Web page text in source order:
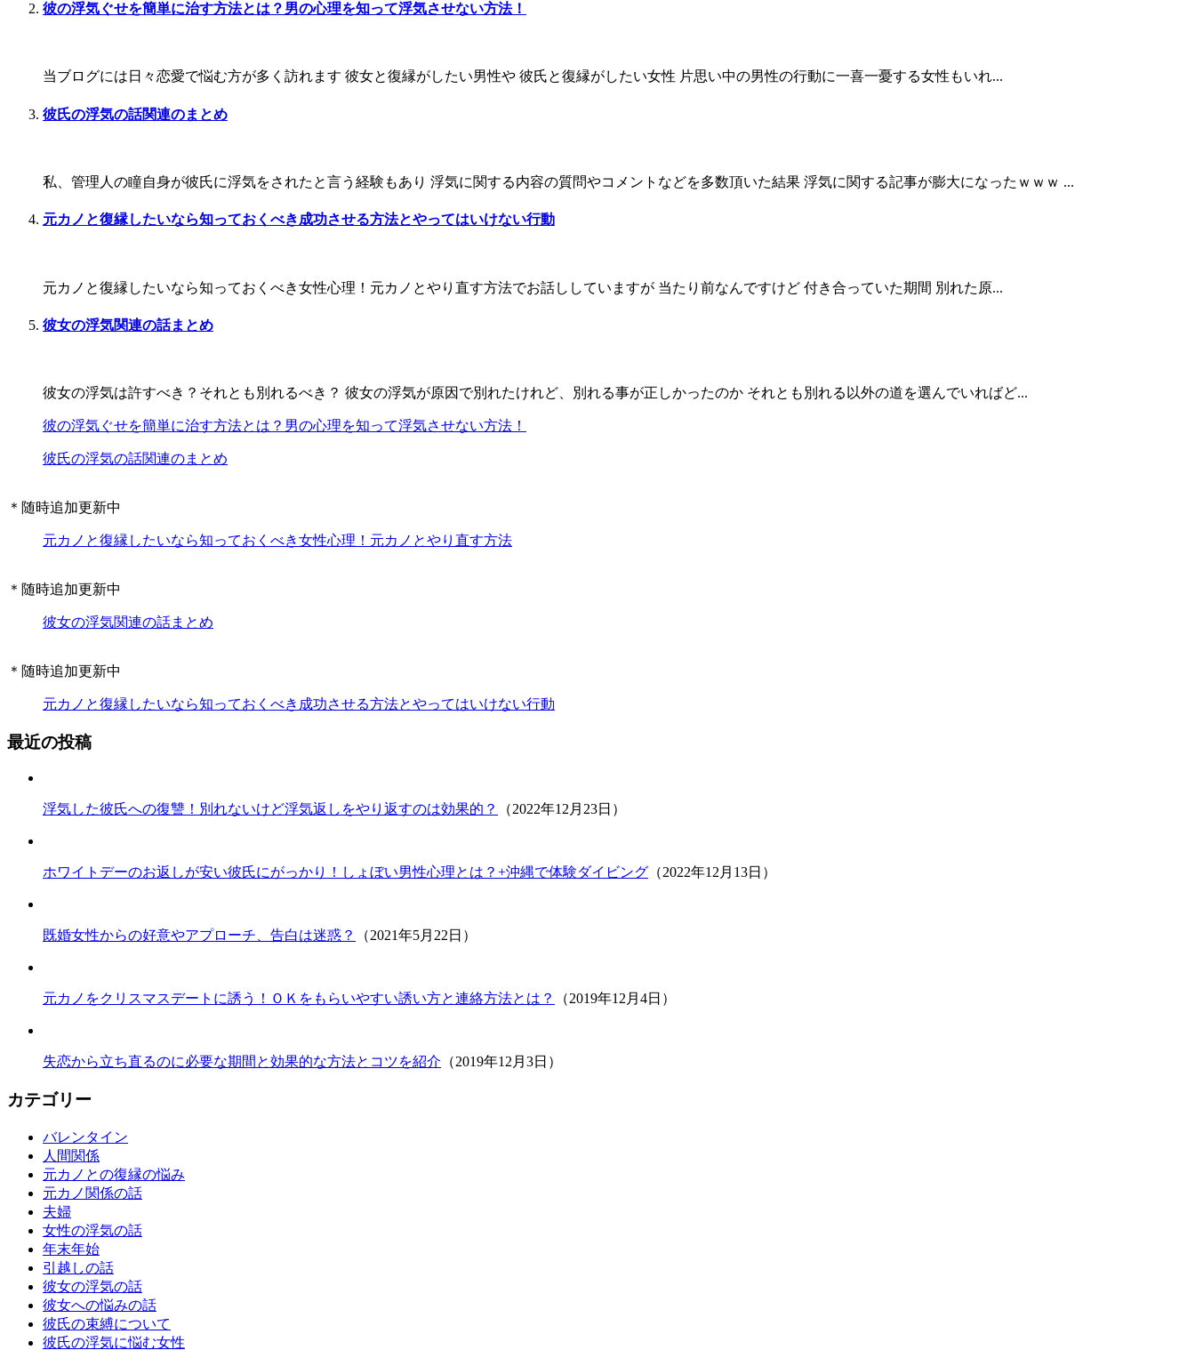
彼の浮気ぐせを簡単に治す方法とは？男の心理を知って浮気させない方法！
当ブログには日々恋愛で悩む方が多く訪れます 彼女と復縁がしたい男性や 彼氏と復縁がしたい女性 片思い中の男性の行動に一喜一憂する女性もいれ...
彼氏の浮気の話関連のまとめ
私、管理人の瞳自身が彼氏に浮気をされたと言う経験もあり 浮気に関する内容の質問やコメントなどを多数頂いた結果 浮気に関する記事が膨大になったｗｗｗ ...
元カノと復縁したいなら知っておくべき成功させる方法とやってはいけない行動
元カノと復縁したいなら知っておくべき女性心理！元カノとやり直す方法でお話ししていますが 当たり前なんですけど 付き合っていた期間 別れた原...
彼女の浮気関連の話まとめ
彼女の浮気は許すべき？それとも別れるべき？ 彼女の浮気が原因で別れたけれど、別れる事が正しかったのか それとも別れる以外の道を選んでいればど...
彼の浮気ぐせを簡単に治す方法とは？男の心理を知って浮気させない方法！
彼氏の浮気の話関連のまとめ
＊随時追加更新中
元カノと復縁したいなら知っておくべき女性心理！元カノとやり直す方法
＊随時追加更新中
彼女の浮気関連の話まとめ
＊随時追加更新中
元カノと復縁したいなら知っておくべき成功させる方法とやってはいけない行動
最近の投稿
浮気した彼氏への復讐！別れないけど浮気返しをやり返すのは効果的？ （2022年12月23日）
ホワイトデーのお返しが安い彼氏にがっかり！しょぼい男性心理とは？+沖縄で体験ダイビング （2022年12月13日）
既婚女性からの好意やアプローチ、告白は迷惑？ （2021年5月22日）
元カノをクリスマスデートに誘う！ＯＫをもらいやすい誘い方と連絡方法とは？ （2019年12月4日）
失恋から立ち直るのに必要な期間と効果的な方法とコツを紹介 （2019年12月3日）
カテゴリー
バレンタイン
人間関係
元カノとの復縁の悩み
元カノ関係の話
夫婦
女性の浮気の話
年末年始
引越しの話
彼女の浮気の話
彼女への悩みの話
彼氏の束縛について
彼氏の浮気に悩む女性